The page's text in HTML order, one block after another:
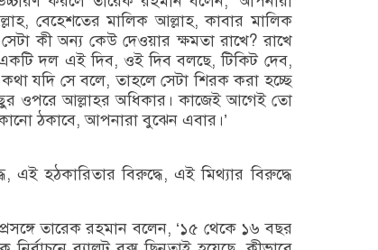
বেহেশতের মালিক আল্লাহ, কাবার মালিক
কী অন্য কেউ দেওয়ার ক্ষমতা রাখে? রাখে
একটি দল এই দিব, ওই দিব বলছে, টিকিট দেব,
যদি সে বলে, তাহলে সেটা শিরক করা হচ্ছে
ওপরে আল্লাহর অধিকার। কাজেই আগেই তো
ঠকাবে, আপনারা বুঝেন এবার।’
হঠকারিতার বিরুদ্ধে, এই মিথ্যার বিরুদ্ধে
তারেক রহমান বলেন, ‘১৫ থেকে ১৬ বছর